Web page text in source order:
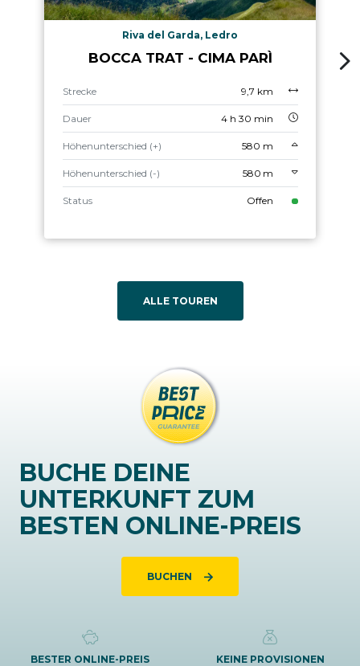
Riva del Garda, Ledro
BOCCA TRAT - CIMA PARÌ
Strecke 9,7 km
Dauer 4 h 30 min
Höhenunterschied (+) 580 m
Höhenunterschied (-) 580 m
Status Offen
ALLE TOUREN
BUCHE DEINE
UNTERKUNFT ZUM
BESTEN ONLINE-PREIS
BUCHEN
BESTER ONLINE-PREIS KEINE PROVISIONEN